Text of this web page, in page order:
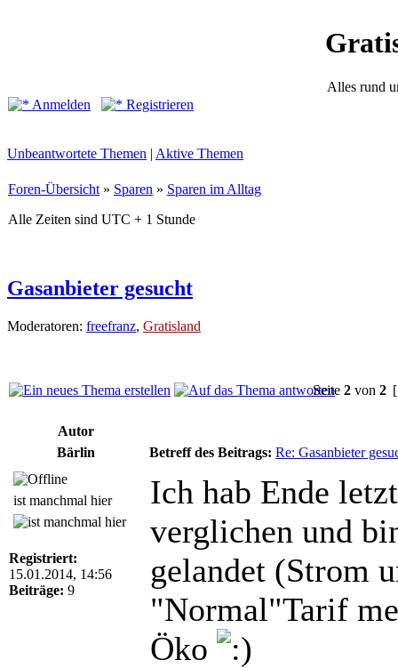
Alles rund
Anmelden
Registrieren
Unbeantwortete Themen | Aktive Themen
Foren-Übersicht » Sparen » Sparen im Alltag
Alle Zeiten sind UTC + 1 Stunde
Gasanbieter gesucht
Moderatoren: freefranz, Gratisland
Seite 2 von 2
Autor
Bärlin
Betreff des Beitrags: Re: Gasanbieter
ist manchmal hier
Registriert:
15.01.2014, 14:56
Beiträge: 9
Ich hab Ende
verglichen und
gelandet (Strom
"Normal"Tarif
Öko